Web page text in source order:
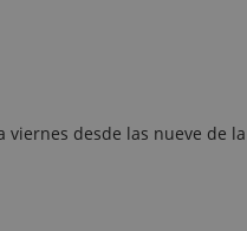
desde las nueve de